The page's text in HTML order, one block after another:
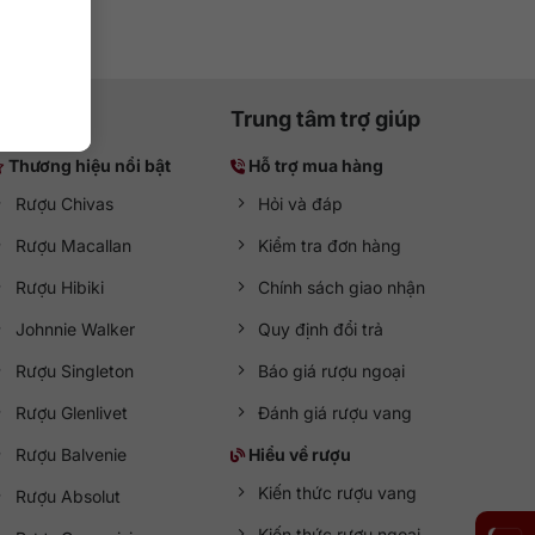
Thương hiệu nổi bật
Rượu Chivas
Rượu Macallan
Rượu Hibiki
Johnnie Walker
Rượu Singleton
Rượu Glenlivet
Rượu Balvenie
Rượu Absolut
Trung tâm trợ giúp
Hỗ trợ mua hàng
Hỏi và đáp
Kiểm tra đơn hàng
Chính sách giao nhận
Quy định đổi trả
Báo giá rượu ngoại
Đánh giá rượu vang
Hiểu về rượu
Kiến thức rượu vang